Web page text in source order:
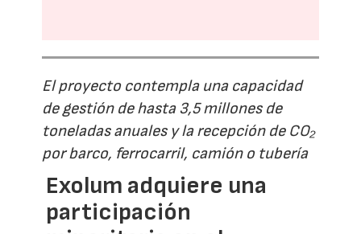
El proyecto contempla una capacidad
de gestión de hasta 3,5 millones de
toneladas anuales y la recepción de CO₂
por barco, ferrocarril, camión o tubería
Exolum adquiere una
participación